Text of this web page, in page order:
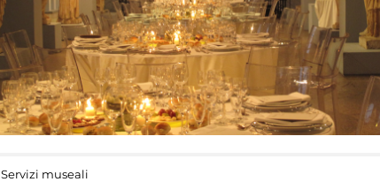
Servizi museali